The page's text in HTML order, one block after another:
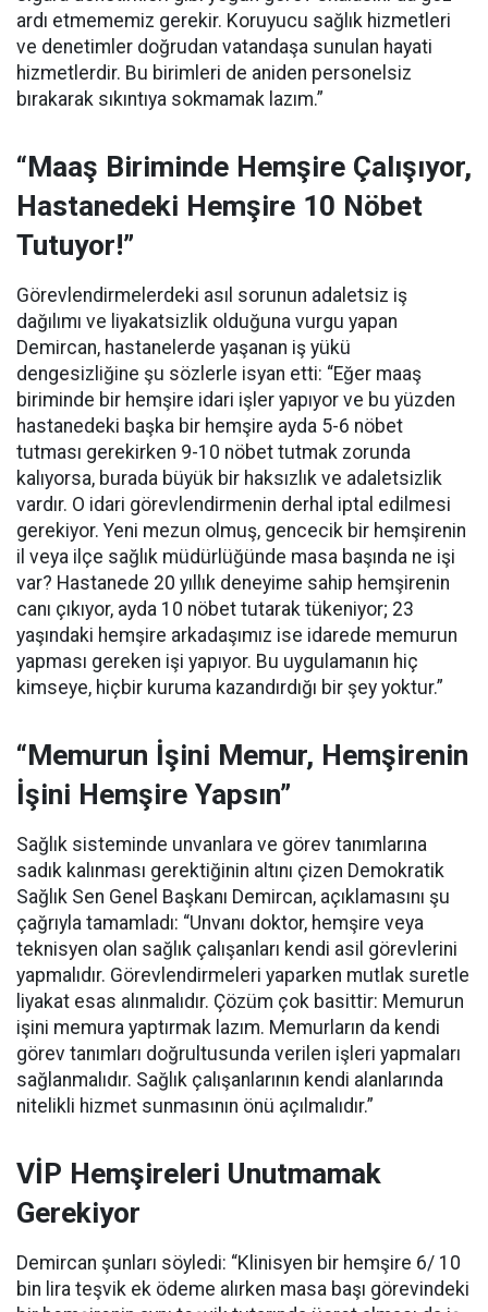
ardı etmememiz gerekir. Koruyucu sağlık hizmetleri
ve denetimler doğrudan vatandaşa sunulan hayati
hizmetlerdir. Bu birimleri de aniden personelsiz
bırakarak sıkıntıya sokmamak lazım.”
“Maaş Biriminde Hemşire Çalışıyor,
Hastanedeki Hemşire 10 Nöbet
Tutuyor!”
Görevlendirmelerdeki asıl sorunun adaletsiz iş
dağılımı ve liyakatsizlik olduğuna vurgu yapan
Demircan, hastanelerde yaşanan iş yükü
dengesizliğine şu sözlerle isyan etti: “Eğer maaş
biriminde bir hemşire idari işler yapıyor ve bu yüzden
hastanedeki başka bir hemşire ayda 5-6 nöbet
tutması gerekirken 9-10 nöbet tutmak zorunda
kalıyorsa, burada büyük bir haksızlık ve adaletsizlik
vardır. O idari görevlendirmenin derhal iptal edilmesi
gerekiyor. Yeni mezun olmuş, gencecik bir hemşirenin
il veya ilçe sağlık müdürlüğünde masa başında ne işi
var? Hastanede 20 yıllık deneyime sahip hemşirenin
canı çıkıyor, ayda 10 nöbet tutarak tükeniyor; 23
yaşındaki hemşire arkadaşımız ise idarede memurun
yapması gereken işi yapıyor. Bu uygulamanın hiç
kimseye, hiçbir kuruma kazandırdığı bir şey yoktur.”
“Memurun İşini Memur, Hemşirenin
İşini Hemşire Yapsın”
Sağlık sisteminde unvanlara ve görev tanımlarına
sadık kalınması gerektiğinin altını çizen Demokratik
Sağlık Sen Genel Başkanı Demircan, açıklamasını şu
çağrıyla tamamladı: “Unvanı doktor, hemşire veya
teknisyen olan sağlık çalışanları kendi asil görevlerini
yapmalıdır. Görevlendirmeleri yaparken mutlak suretle
liyakat esas alınmalıdır. Çözüm çok basittir: Memurun
işini memura yaptırmak lazım. Memurların da kendi
görev tanımları doğrultusunda verilen işleri yapmaları
sağlanmalıdır. Sağlık çalışanlarının kendi alanlarında
nitelikli hizmet sunmasının önü açılmalıdır.”
VİP Hemşireleri Unutmamak
Gerekiyor
Demircan şunları söyledi: “Klinisyen bir hemşire 6/ 10
bin lira teşvik ek ödeme alırken masa başı görevindeki